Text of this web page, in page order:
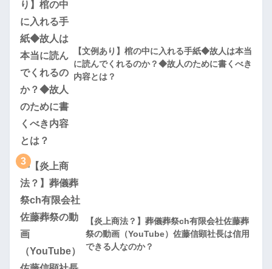
【文例あり】棺の中に入れる手紙◆故人は本当
に読んでくれるのか？◆故人のために書くべき
内容とは？
3
【炎上商法？】葬儀葬祭ch有限会社佐藤葬
祭の動画（YouTube）佐藤信顕社長は信用
できる人なのか？